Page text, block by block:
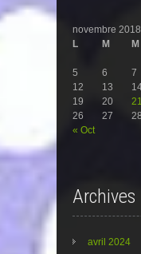
novembre 2018
L
M M
« Oct
5
6 7
12
13
19
20 21
26
27 28
Archives
avril 2024